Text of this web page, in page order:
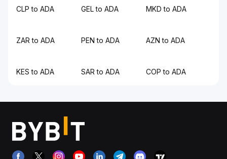
CLP to ADA GEL to ADA MKD to ADA
ZAR to ADA PEN to ADA AZN to ADA
KES to ADA SAR to ADA COP to ADA